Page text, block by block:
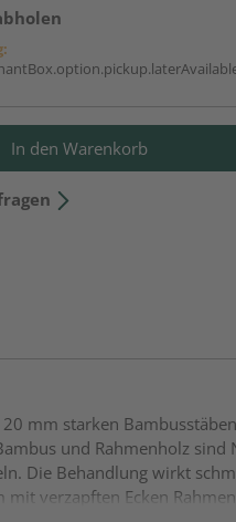
In den Warenkorb
mm starken
und Rahmenholz sind
Die Behandlung wirkt
verzapften Ecken